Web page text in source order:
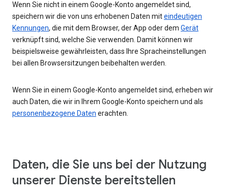
Wenn Sie nicht in einem Google-Konto angemeldet sind,
speichern wir die von uns erhobenen Daten miteindeutigen
Kennungen, die mit dem Browser, der App oder dem Gerät
verknüpft sind, welche Sie verwenden. Damit können wir
beispielsweise gewährleisten, dass Ihre Spracheinstellungen
bei allen Browsersitzungen beibehalten werden.
Wenn Sie in einem Google-Konto angemeldet sind, erheben wir
auch Daten, die wir in Ihrem Google-Konto speichern und als
personenbezogene Daten erachten.
Daten, die Sie uns bei der Nutzung
unserer Dienste bereitstellen